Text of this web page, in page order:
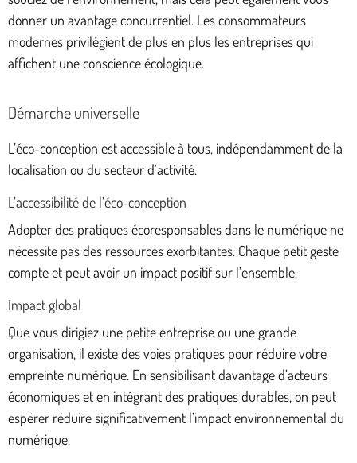
donner un avantage concurrentiel. Les consommateurs
modernes privilégient de plus en plus les entreprises qui
affichent une conscience écologique.
Démarche universelle
L’éco-conception est accessible à tous, indépendamment de la
localisation ou du secteur d’activité.
L’accessibilité de l’éco-conception
Adopter des pratiques écoresponsables dans le numérique ne
nécessite pas des ressources exorbitantes. Chaque petit geste
compte et peut avoir un impact positif sur l’ensemble.
Impact global
Que vous dirigiez une petite entreprise ou une grande
organisation, il existe des voies pratiques pour réduire votre
empreinte numérique. En sensibilisant davantage d’acteurs
économiques et en intégrant des pratiques durables, on peut
espérer réduire significativement l’impact environnemental du
numérique.